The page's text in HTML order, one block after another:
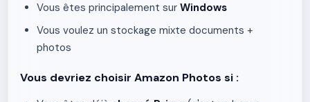
Vous êtes principalement sur Windows
Vous voulez un stockage mixte documents +
photos
Vous devriez choisir Amazon Photos si :